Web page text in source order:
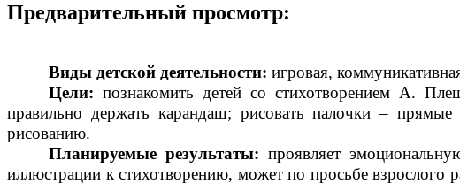
Предварительный просмотр:
Виды детской деятельности:игровая,
Цели:познакомить детей со стихотворением А.
правильно держать карандаш; рисовать палочки –
рисованию.
Планируемые результаты:проявляет
иллюстрации к стихотворению, может по просьбе взрослого